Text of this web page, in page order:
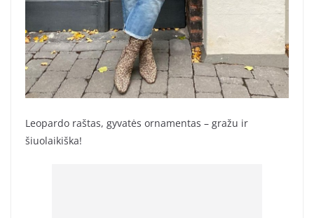
Leopardo raštas, gyvatės ornamentas – gražu ir
šiuolaikiška!